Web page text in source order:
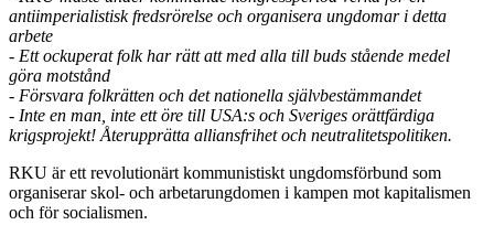
antiimperialistisk fredsrörelse och organisera ungdomar i detta
arbete
- Ett ockuperat folk har rätt att med alla till buds stående medel
göra motstånd
- Försvara folkrätten och det nationella självbestämmandet
- Inte en man, inte ett öre till USA:s och Sveriges orättfärdiga
krigsprojekt! Återupprätta alliansfrihet och neutralitetspolitiken.
RKU är ett revolutionärt kommunistiskt ungdomsförbund som
organiserar skol- och arbetarungdomen i kampen mot kapitalismen
och för socialismen.